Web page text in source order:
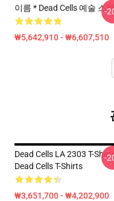
이름 * Dead Cells 예술 스
₩5,642,910 - ₩6,607,510
-
Dead Cells LA 2303 T-
Dead Cells T-Shirts
₩3,651,700 - ₩4,202,900
-